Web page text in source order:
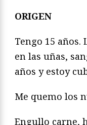
ORIGEN
Tengo 15 años.
en las uñas,
años y estoy
Me quemo los
Engullo carne,